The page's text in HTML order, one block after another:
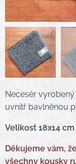
Necesér vyrobený
uvnitř bavlněnou
Velikost 18x14 cm
Děkujeme vám,
všechny kousky